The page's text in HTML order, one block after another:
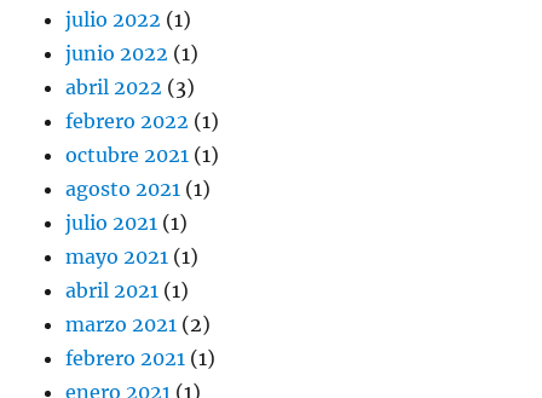
julio 2022 (1)
junio 2022 (1)
abril 2022 (3)
febrero 2022 (1)
octubre 2021 (1)
agosto 2021 (1)
julio 2021 (1)
mayo 2021 (1)
abril 2021 (1)
marzo 2021 (2)
febrero 2021 (1)
enero 2021 (1)